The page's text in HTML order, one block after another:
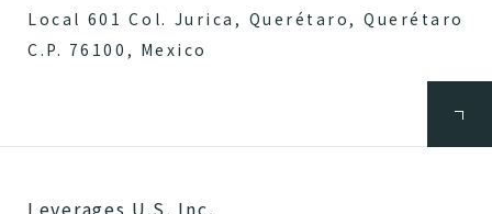
Local 601 Col. Jurica, Querétaro, Querétaro
C.P. 76100, Mexico
Leverages U.S. Inc.